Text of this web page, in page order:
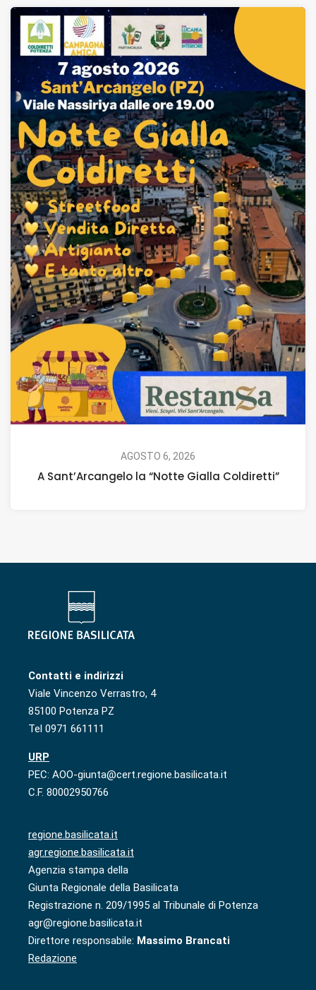
AGOSTO 6, 2026
A Sant’Arcangelo la “Notte Gialla Coldiretti”
Contatti e indirizzi
Viale Vincenzo Verrastro, 4
85100 Potenza PZ
Tel 0971 661111
URP
PEC: AOO-giunta@cert.regione.basilicata.it
C.F. 80002950766
regione.basilicata.it
agr.regione.basilicata.it
Agenzia stampa della
Giunta Regionale della Basilicata
Registrazione n. 209/1995 al Tribunale di Potenza
agr@regione.basilicata.it
Direttore responsabile: Massimo Brancati
Redazione